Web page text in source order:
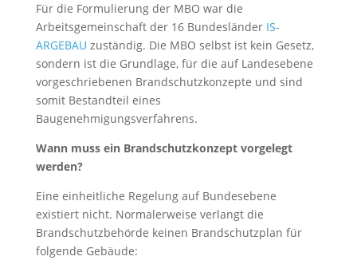
Für die Formulierung der MBO war die
Arbeitsgemeinschaft der 16 Bundesländer IS-
ARGEBAU zuständig. Die MBO selbst ist kein Gesetz,
sondern ist die Grundlage, für die auf Landesebene
vorgeschriebenen Brandschutzkonzepte und sind
somit Bestandteil eines
Baugenehmigungsverfahrens.
Wann muss ein Brandschutzkonzept vorgelegt
werden?
Eine einheitliche Regelung auf Bundesebene
existiert nicht. Normalerweise verlangt die
Brandschutzbehörde keinen Brandschutzplan für
folgende Gebäude: